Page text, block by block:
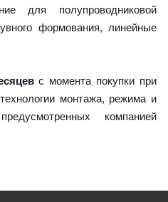
для полупроводниковой
формования, линейные
с момента покупки при
монтажа, режима и
компанией